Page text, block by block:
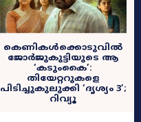
കെണികൾക്കൊടുവിൽ
ജോർജുകുട്ടിയുടെ ആ
‘കടുംകൈ’:
തിയേറ്ററുകളെ
പിടിച്ചുകുലുക്കി ‘ദൃശ്യം 3’;
റിവ്യൂ